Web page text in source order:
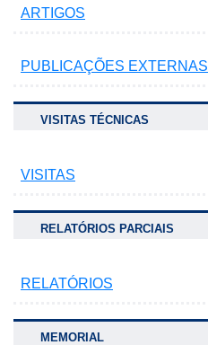
ARTIGOS
PUBLICAÇÕES EXTERNAS
VISITAS TÉCNICAS
VISITAS
RELATÓRIOS PARCIAIS
RELATÓRIOS
MEMORIAL